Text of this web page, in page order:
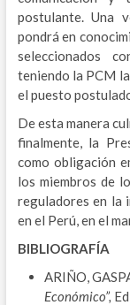
postulante. Una
pondrá en
seleccionados
teniendo la PCM
el puesto
De esta manera
finalmente, la
como obligación
los miembros de
reguladores en la
en el Perú, en el
BIBLIOGRAFÍA
ARIÑO,
Económico”,